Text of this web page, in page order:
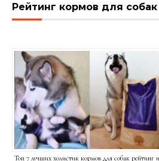
Рейтинг кормов для собак
Топ 7 лучших холистик кормов для собак рейтинг